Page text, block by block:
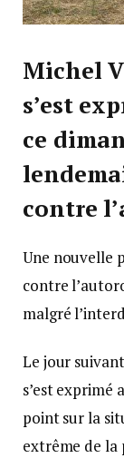
Michel
s’est
ce
contre
Une nouvelle
contre
malgré
Le jour
s’est exprimé
point sur la
extrême de la